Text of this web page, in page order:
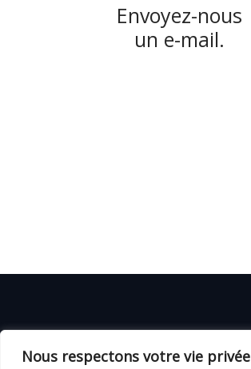
Nous respectons votre vie privée
Envoyez-nous
un e-mail.